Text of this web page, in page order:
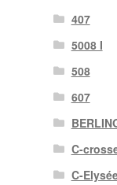
407
5008 I
508
607
C-
C-